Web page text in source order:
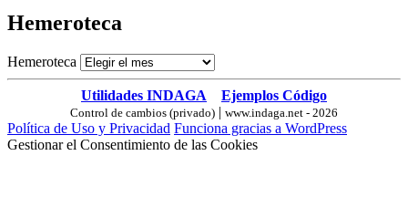
Hemeroteca
Hemeroteca
Utilidades INDAGA Ejemplos Código
Control de cambios (privado) | www.indaga.net - 2026
Política de Uso y Privacidad Funciona gracias a WordPress
Gestionar el Consentimiento de las Cookies